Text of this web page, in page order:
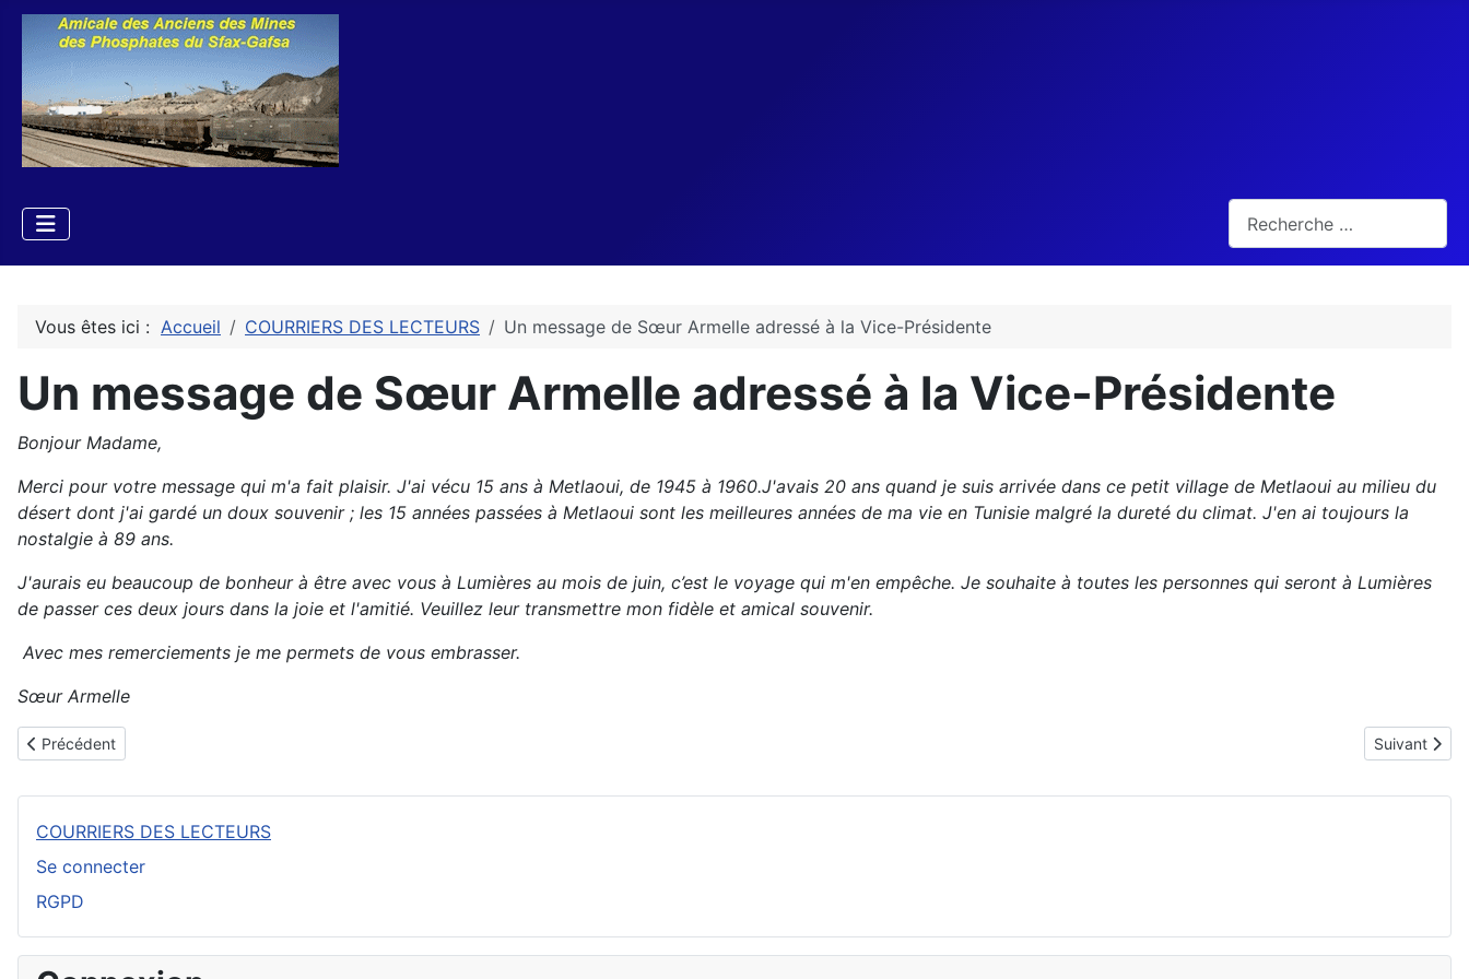
COURRIERS DES LECTEURS
Se connecter
RGPD
Vous êtes ici : Accueil COURRIERS DES LECTEURS Un message de Sœur Armelle adressé à la Vice-Présidente
Un message de Sœur Armelle adressé à la Vice-Présidente
Bonjour Madame,
Merci pour votre message qui m'a fait plaisir. J'ai vécu 15 ans à Metlaoui, de 1945 à 1960.J'avais 20 ans quand je suis arrivée dans ce petit village de Metlaoui au milieu du
désert dont j'ai gardé un doux souvenir ; les 15 années passées à Metlaoui sont les meilleures années de ma vie en Tunisie malgré la dureté du climat. J'en ai toujours la
nostalgie à 89 ans.
J'aurais eu beaucoup de bonheur à être avec vous à Lumières au mois de juin, c’est le voyage qui m'en empêche. Je souhaite à toutes les personnes qui seront à Lumières
de passer ces deux jours dans la joie et l'amitié. Veuillez leur transmettre mon fidèle et amical souvenir.
Avec mes remerciements je me permets de vous embrasser.
Sœur Armelle
Article précédent : Gérard Gallo‎ à MaRithée Lannes-Ginoux
Précédent Article
Suivant